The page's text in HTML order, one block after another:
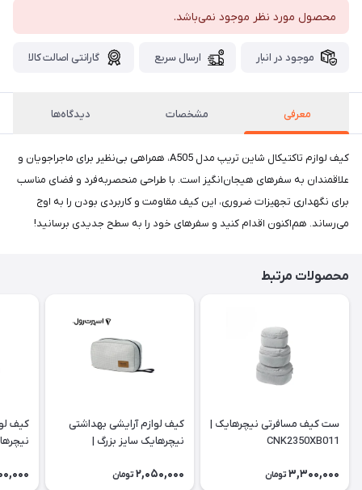
محصول مورد نظر موجود نمی‌باشد.
موجود در انبار ارسال سریع گارانتی اصالت کالا
معرفی مشخصات دیدگاه‌ها
کیف لوازم تاکتیکال شاین تریپ مدل A505، همراهی بی‌نظیر برای ماجراجویان و
علاقمندان به سفرهای هیجان‌انگیز است. با طراحی منحصر‌به‌فرد و فضای مناسب
برای نگهداری تجهیزات ضروری، این کیف مقاومت و کاربردی بودن را به اوج
می‌رساند. هم‌اکنون اقدام کنید و سفرهای خود را به سطح جدیدی برسانید!
محصولات مرتبط
ست کیف مسافرتی نیچرهایک |
CNK2350XB011
3,300,000 تومان
کیف لوازم آرایشی بهداشتی
نیچرهایک سایز بزرگ |
2,050,000 تومان
کیف